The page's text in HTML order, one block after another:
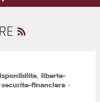
, liberte-
securite-financiere -